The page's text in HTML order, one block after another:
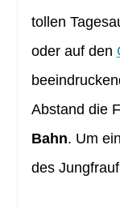
tollen
oder auf den
Abstand die
Bahn. Um
des